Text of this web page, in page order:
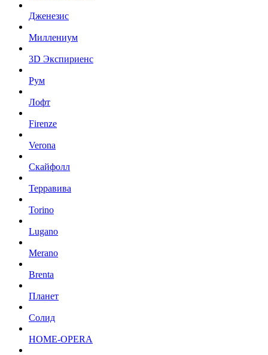
Дженезис
Миллениум
3D Экспириенс
Рум
Лофт
Firenze
Verona
Скайфолл
Терравива
Torino
Lugano
Merano
Brenta
Планет
Солид
HOME-OPERA